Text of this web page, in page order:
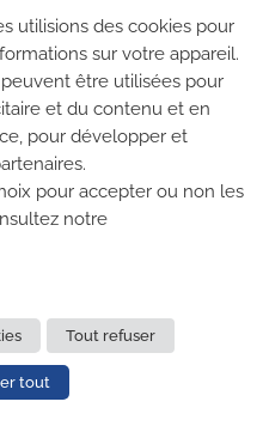
ses salles, partout en
UP INVESTISSEMENTS
utilisions des cookies pour
sur votre appareil.
être utilisées pour
et du contenu et en
pour développer et
pour accepter ou non les
notre
Tout refuser
tout